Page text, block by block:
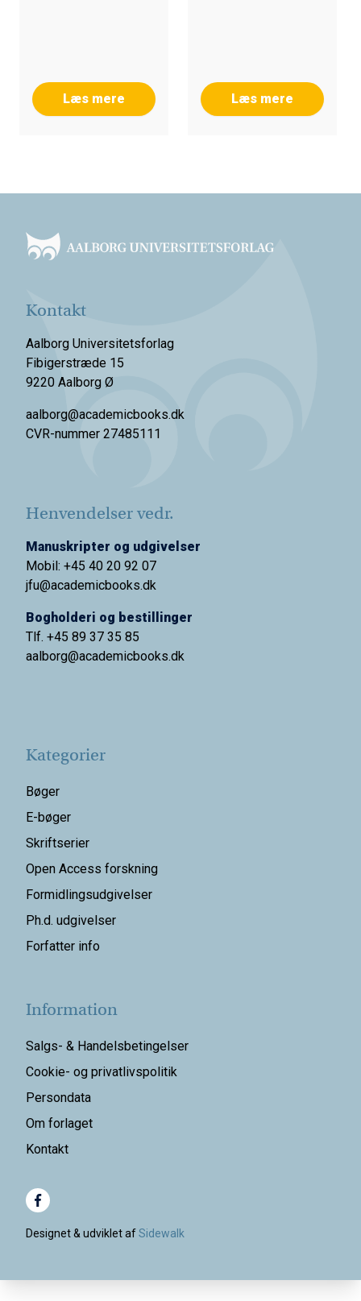
Læs mere Læs mere
Kontakt
Aalborg Universitetsforlag
Fibigerstræde 15
9220 Aalborg Ø
aalborg@academicbooks.dk
CVR-nummer 27485111
Henvendelser vedr.
Manuskripter og udgivelser
Mobil: +45 40 20 92 07
jfu@academicbooks.dk
Bogholderi og bestillinger
Tlf. +45 89 37 35 85
aalborg@academicbooks.dk
Kategorier
Bøger
E-bøger
Skriftserier
Open Access forskning
Formidlingsudgivelser
Ph.d. udgivelser
Forfatter info
Information
Salgs- & Handelsbetingelser
Cookie- og privatlivspolitik
Persondata
Om forlaget
Kontakt
Designet & udviklet afSidewalk